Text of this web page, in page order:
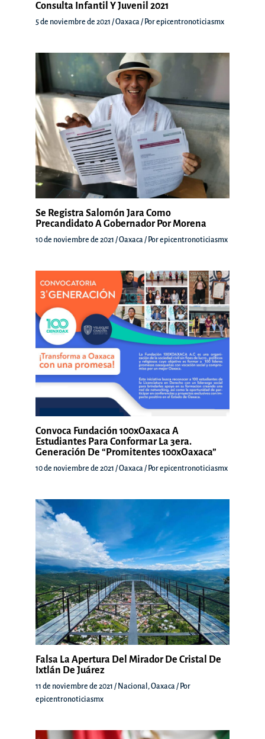
Consulta Infantil Y Juvenil 2021
5 de noviembre de 2021 /Oaxaca / Porepicentronoticiasmx
Se Registra Salomón Jara Como
Precandidato A Gobernador Por Morena
10 de noviembre de 2021 /Oaxaca / Porepicentronoticiasmx
Convoca Fundación 100xOaxaca A
Estudiantes Para Conformar La 3era.
Generación De “Promitentes 100xOaxaca”
10 de noviembre de 2021 /Oaxaca / Porepicentronoticiasmx
Falsa La Apertura Del Mirador De Cristal De
Ixtlán De Juárez
11 de noviembre de 2021 / Nacional , Oaxaca / Por
epicentronoticiasmx